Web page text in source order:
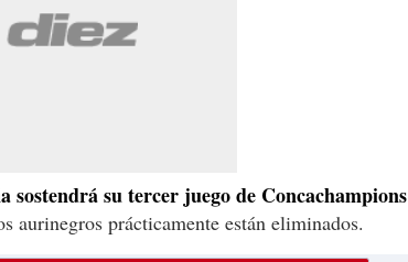
sostendrá su tercer juego de Concachampions
aurinegros prácticamente están eliminados.